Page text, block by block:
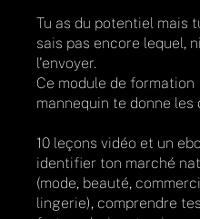
Tu as du potentiel mais
sais pas encore lequel,
l'envoyer.
Ce module de formation
mannequin te donne les
10 leçons vidéo et un
identifier ton marché
(mode, beauté,
lingerie), comprendre